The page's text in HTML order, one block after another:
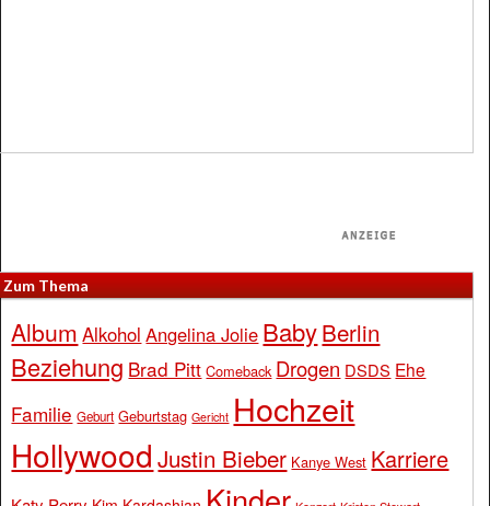
Zum Thema
Album Alkohol Angelina Jolie BabyBerlin
Beziehung Brad Pitt Comeback Drogen DSDS Ehe
Familie Geburt Geburtstag Gericht Hochzeit
Hollywood Justin Bieber Kanye West Karriere